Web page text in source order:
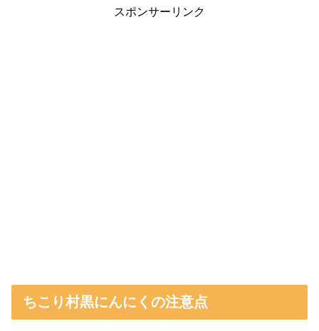
スポンサーリンク
ちこり村黒にんにくの注意点